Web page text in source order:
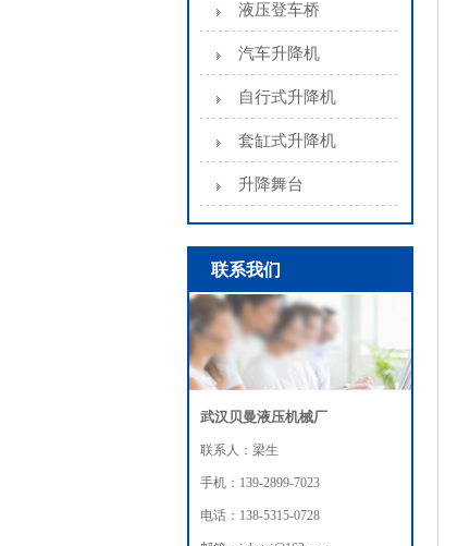
液压登车桥
汽车升降机
自行式升降机
套缸式升降机
升降舞台
联系我们
武汉贝曼液压机械厂
联系人：梁生
手机：139-2899-7023
电话：138-5315-0728